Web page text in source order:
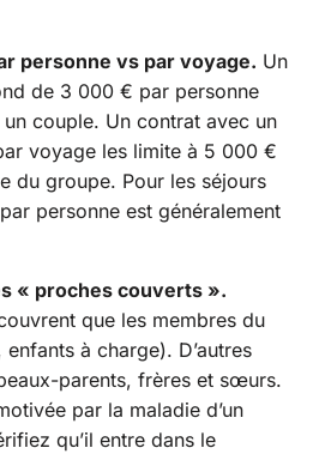
personne vs par voyage. Un
de 3 000 € par personne
couple. Un contrat avec un
voyage les limite à 5 000 €
du groupe. Pour les séjours
personne est généralement
« proches couverts ».
que les membres du
à charge). D’autres
parents, frères et sœurs.
par la maladie d’un
qu’il entre dans le